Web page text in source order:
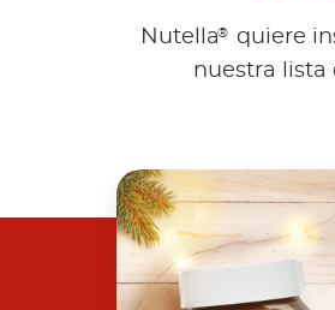
Nutella®
quiere
nuestra lista